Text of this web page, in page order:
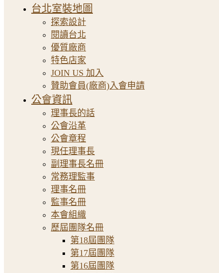
台北室裝地圖
探索設計
閱讀台北
優質廠商
特色店家
JOIN US 加入
贊助會員(廠商)入會申請
公會資訊
理事長的話
公會沿革
公會章程
現任理事長
副理事長名冊
常務理監事
理事名冊
監事名冊
本會組織
歷屆團隊名冊
第18屆團隊
第17屆團隊
第16屆團隊